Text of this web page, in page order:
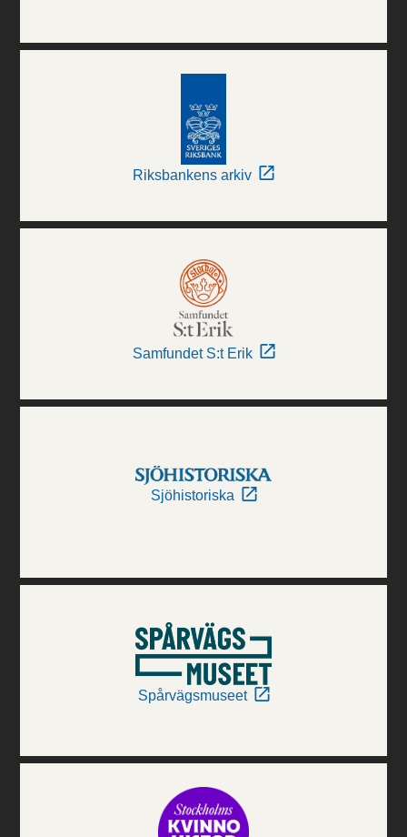
Riksbankens arkiv
Samfundet S:t Erik
Sjöhistoriska
Spårvägsmuseet